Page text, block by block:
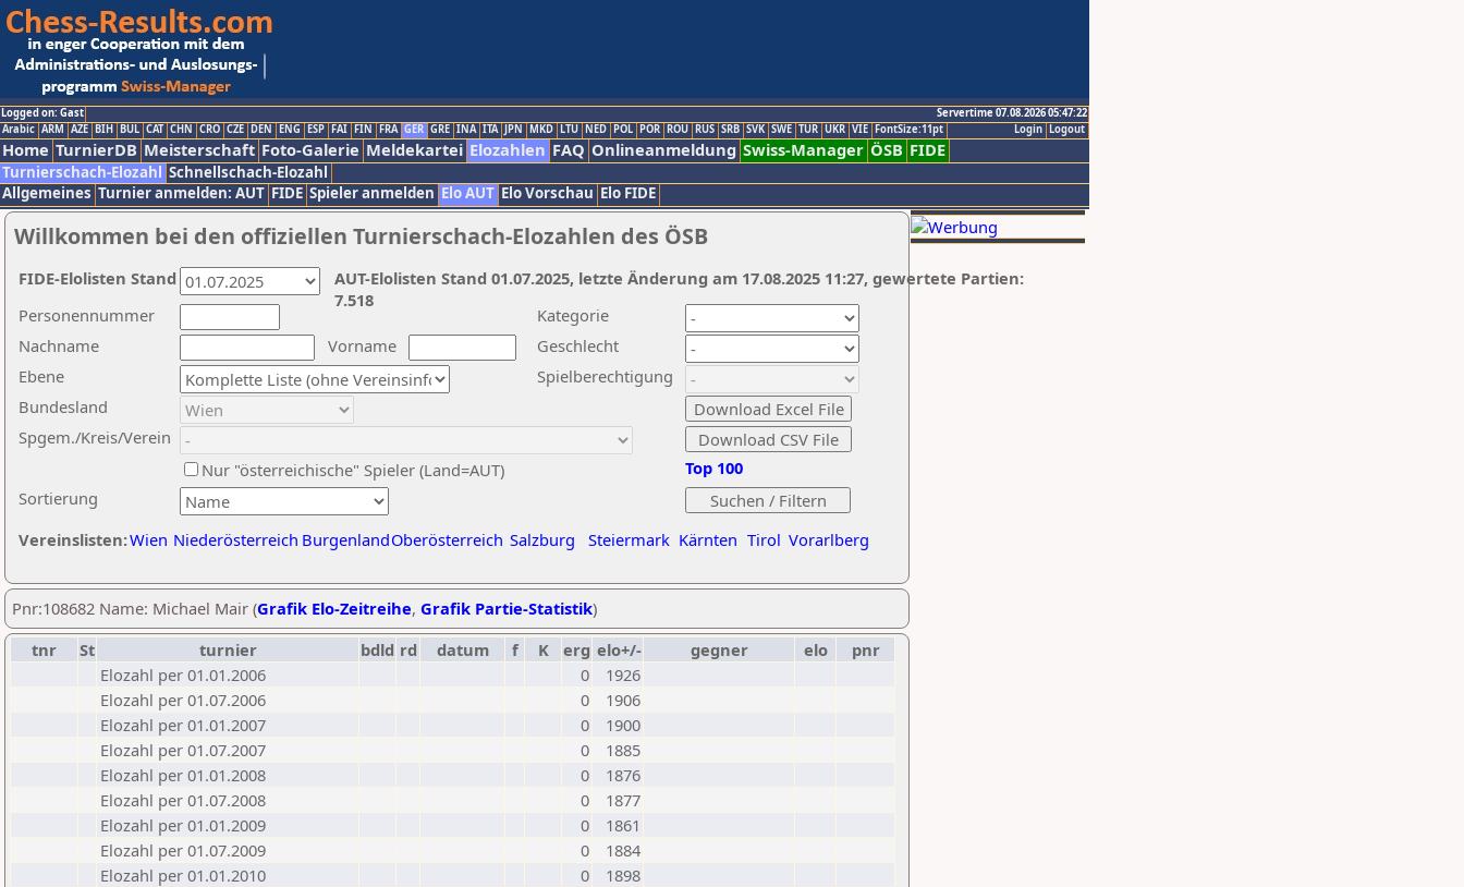
Logged on: Gast
Servertime 07.08.2026 05:47:22
Logout
Login
Arabic ARM AZE BIH BUL CAT CHN CRO CZE DEN ENG ESP FAI FIN FRA GER GRE INA ITA JPN MKD LTU NED POL POR ROU RUS SRB SVK SWE TUR UKR VIE FontSize:11pt
Home TurnierDB Meisterschaft Foto-Galerie Meldekartei Elozahlen FAQ Onlineanmeldung Swiss-Manager ÖSB FIDE
Turnierschach-Elozahl Schnellschach-Elozahl
Allgemeines Turnier anmelden: AUT FIDE Spieler anmelden Elo AUT Elo Vorschau Elo FIDE
Willkommen bei den offiziellen Turnierschach-Elozahlen des ÖSB
Nachname
Vorname
Ebene
Kategorie
Sortierung
Personennummer
Bundesland
Spgem./Kreis/Verein
Geschlecht
Nur "österreichische" Spieler (Land=AUT)
Spielberechtigung
Vereinslisten:Wien Niederösterreich BurgenlandOberösterreich Salzburg Steiermark Kärnten Tirol Vorarlberg
Top 100
AUT-Elolisten Stand 01.07.2025, letzte Änderung am 17.08.2025 11:27, gewertete Partien:
7.518
FIDE-Elolisten Stand
Pnr:108682 Name: Michael Mair (Grafik Elo-Zeitreihe, Grafik Partie-Statistik)
tnr
St turnier bdld rd datum f K erg elo+/- gegner elo
pnr
Elozahl per 01.01.2006
0
1926
Elozahl per 01.07.2006
0
1906
Elozahl per 01.01.2007
0
1900
Elozahl per 01.07.2007
0
1885
Elozahl per 01.01.2008
0
1876
Elozahl per 01.07.2008
0
1877
Elozahl per 01.01.2009
0
1861
Elozahl per 01.07.2009
0
1884
Elozahl per 01.01.2010
0
1898